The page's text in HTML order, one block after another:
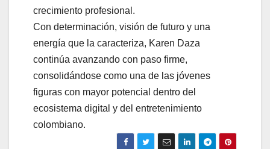
crecimiento profesional.
Con determinación, visión de futuro y una
energía que la caracteriza, Karen Daza
continúa avanzando con paso firme,
consolidándose como una de las jóvenes
figuras con mayor potencial dentro del
ecosistema digital y del entretenimiento
colombiano.